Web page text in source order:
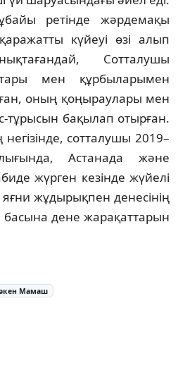
ретінде жәрдемақы
күйеуі өзі алып
Сотталушы
мен құрбыларымен
оның қоңыраулары мен
тұрысын бақылап отырған.
сотталушы 2019–
Астанада және
жүрген кезінде жүйелі
жұдырықпен денесінің
басына дене жарақаттарын
Мамаш